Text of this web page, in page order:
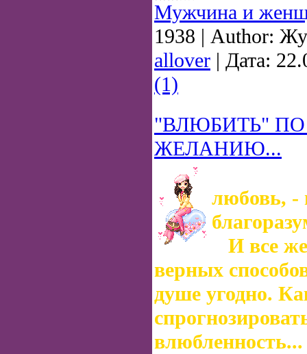
Мужчина и
1938 | Author:
allover | Дата:
(1)
"ВЛЮБИТЬ"
ЖЕЛАНИЮ...
любовь, -
И все
верных
душе угодно.
влюбленность...